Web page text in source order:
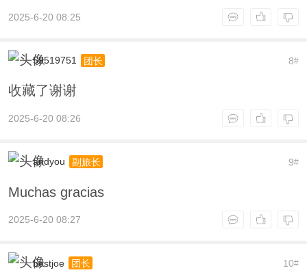
2025-6-20 08:25
8#
59519751 团长
收藏了谢谢
2025-6-20 08:26
9#
andyou 副旅长
Muchas gracias
2025-6-20 08:27
10#
bestjoe 团长